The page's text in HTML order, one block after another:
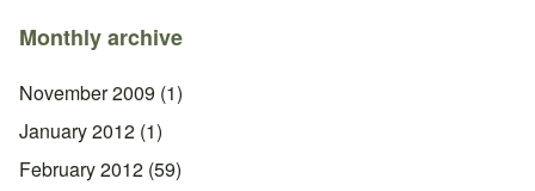
Monthly archive
November 2009 (1)
January 2012 (1)
February 2012 (59)